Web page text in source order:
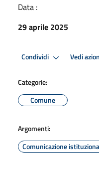
Data :
29 aprile 2025
Condividi Vedi
Categorie:
Comune
Argomenti:
Comunicazione